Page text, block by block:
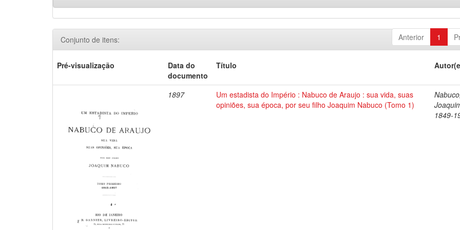
Anterior 1
Conjunto de itens:
Pré-visualização
Data do
documento
Título
1897
Um estadista do Império : Nabuco de Araujo : sua vida, suas
opiniões, sua época, por seu filho Joaquim Nabuco (Tomo 1)
Nabuco,
1849-